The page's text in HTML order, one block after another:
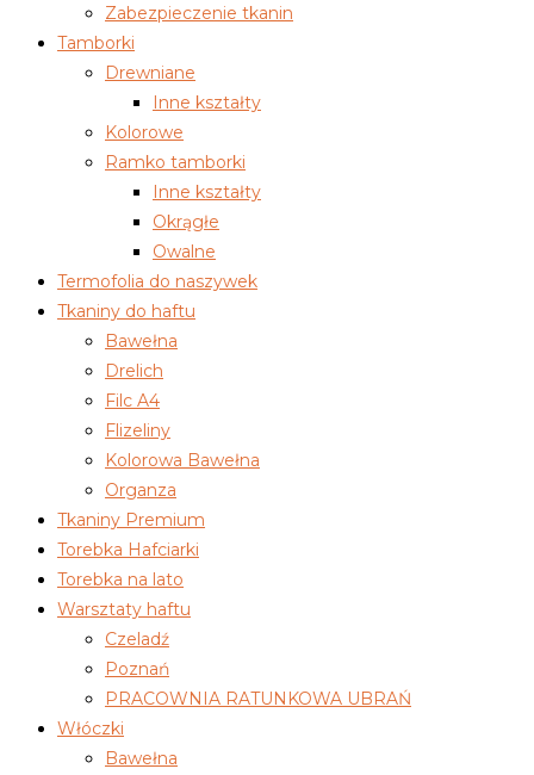
Zabezpieczenie tkanin
Tamborki
Drewniane
Inne kształty
Kolorowe
Ramko tamborki
Inne kształty
Okrągłe
Owalne
Termofolia do naszywek
Tkaniny do haftu
Bawełna
Drelich
Filc A4
Flizeliny
Kolorowa Bawełna
Organza
Tkaniny Premium
Torebka Hafciarki
Torebka na lato
Warsztaty haftu
Czeladź
Poznań
PRACOWNIA RATUNKOWA UBRAŃ
Włóczki
Bawełna